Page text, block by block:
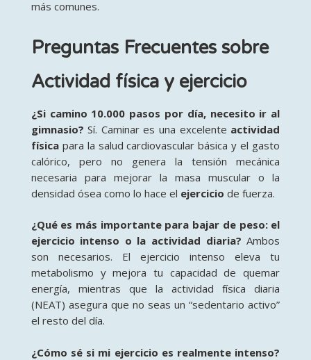
más comunes.
Preguntas Frecuentes sobre
Actividad física y ejercicio
¿Si camino 10.000 pasos por día, necesito ir al
gimnasio? Sí. Caminar es una excelente actividad
físicapara la salud cardiovascular básica y el gasto
calórico, pero no genera la tensión mecánica
necesaria para mejorar la masa muscular o la
densidad ósea como lo hace el ejercicio de fuerza.
¿Qué es más importante para bajar de peso: el
ejercicio intenso o la actividad diaria? Ambos
son necesarios. El ejercicio intenso eleva tu
metabolismo y mejora tu capacidad de quemar
energía, mientras que la actividad física diaria
(NEAT) asegura que no seas un “sedentario activo”
el resto del día.
¿Cómo sé si mi ejercicio es realmente intenso?